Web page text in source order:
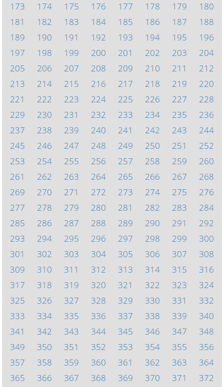
173
174 175 176 177 178 179
180
181
182 183 184 185 186 187
188
189
190 191 192 193 194 195
196
197
198 199 200 201 202 203
204
205
206 207 208 209 210 211
212
213
214 215 216 217 218 219
220
221
222 223 224 225 226 227
228
229
230 231 232 233 234 235
236
237
238 239 240 241 242 243
244
245
246 247 248 249 250 251
252
253
254 255 256 257 258 259
260
261
262 263 264 265 266 267
268
269
270 271 272 273 274 275
276
277
278 279 280 281 282 283
284
285
286 287 288 289 290 291
292
293
294 295 296 297 298 299
300
301
302 303 304 305 306 307
308
309
310 311 312 313 314 315
316
317
318 319 320 321 322 323
324
325
326 327 328 329 330 331
332
333
334 335 336 337 338 339
340
341
342 343 344 345 346 347
348
349
350 351 352 353 354 355
356
357
358 359 360 361 362 363
364
365
366 367 368 369 370 371 372